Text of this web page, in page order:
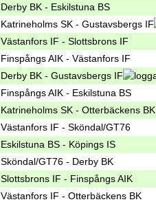
Derby BK - Eskilstuna BS
Katrineholms SK - Gustavsbergs IF
Västanfors IF - Slottsbrons IF
Finspångs AIK - Västanfors IF
Derby BK - Gustavsbergs IF
Finspångs AIK - Eskilstuna BS
Katrineholms SK - Otterbäckens BK
Västanfors IF - Sköndal/GT76
Eskilstuna BS - Köpings IS
Sköndal/GT76 - Derby BK
Slottsbrons IF - Finspångs AIK
Västanfors IF - Otterbäckens BK